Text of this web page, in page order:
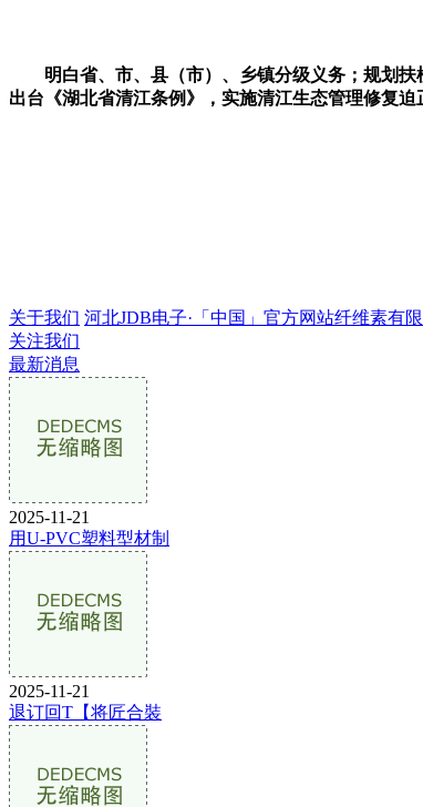
明白省、市、县（市）、乡镇分级义务；规划扶
出台《湖北省清江条例》，实施清江生态管理修复
关于我们 河北JDB电子·「中国」官方网站纤维素有
关注我们
最新消息
2025-11-21
用U-PVC塑料型材制
2025-11-21
退订回T【将匠合裝